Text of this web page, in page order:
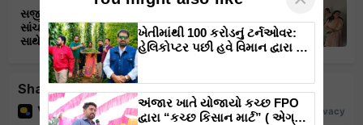
સજીવન લાઇફ પ્રા. લી. દ્વારા રાજસ્થાન ના
સાંચોર જીલ્લામાં માં નવા પ્રોજેક્ટ ના શુભારંભ
સાથે પ્રોજેક્ટ ઓફિસનું ઉદ્ઘાટન.
Share your comments
ખેતીમાંથી 100 કરોડનું ટર્નઓવર:
હેલિકોપ્ટર પછી હવે વિમાન દ્વારા કૃષિ
અંજાર ખાતે યોજાયો કચ્છ FPO
દ્વારા “કચ્છ કિસાન માર્ટ” ( એગ્રી